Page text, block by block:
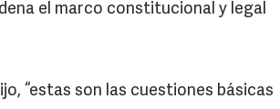
el marco constitucional y legal
“estas son las cuestiones básicas